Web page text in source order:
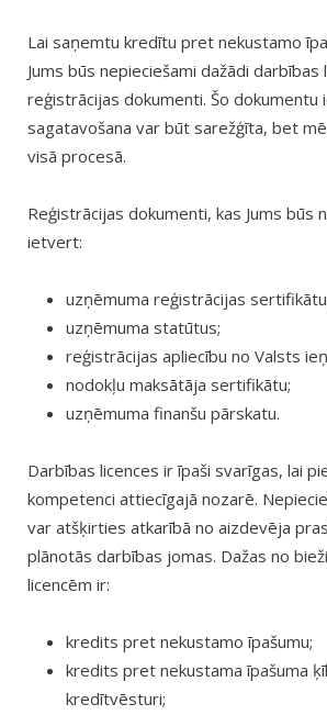
Lai saņemtu kredītu pret nekustamo
Jums būs nepieciešami dažādi darbības
reģistrācijas dokumenti. Šo dokumentu
sagatavošana var būt sarežģīta, bet
visā procesā.
Reģistrācijas dokumenti, kas Jums būs
ietvert:
uzņēmuma reģistrācijas
uzņēmuma statūtus;
reģistrācijas apliecību no Valsts
nodokļu maksātāja sertifikātu;
uzņēmuma finanšu pārskatu.
Darbības licences ir īpaši svarīgas, lai
kompetenci attiecīgajā nozarē.
var atšķirties atkarībā no aizdevēja
plānotās darbības jomas. Dažas no
licencēm ir:
kredits pret nekustamo īpašumu;
kredits pret nekustama īpašuma
kredītvēsturi;